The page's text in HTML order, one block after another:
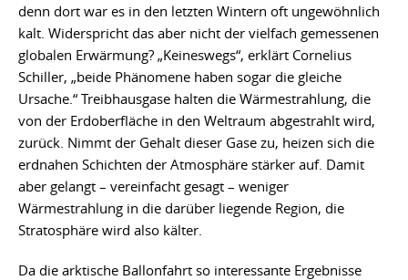
denn dort war es in den letzten Wintern oft ungewöhnlich
kalt. Widerspricht das aber nicht der vielfach gemessenen
globalen Erwärmung? „Keineswegs“, erklärt Cornelius
Schiller, „beide Phänomene haben sogar die gleiche
Ursache.“ Treibhausgase halten die Wärmestrahlung, die
von der Erdoberfläche in den Weltraum abgestrahlt wird,
zurück. Nimmt der Gehalt dieser Gase zu, heizen sich die
erdnahen Schichten der Atmosphäre stärker auf. Damit
aber gelangt – vereinfacht gesagt – weniger
Wärmestrahlung in die darüber liegende Region, die
Stratosphäre wird also kälter.
Da die arktische Ballonfahrt so interessante Ergebnisse